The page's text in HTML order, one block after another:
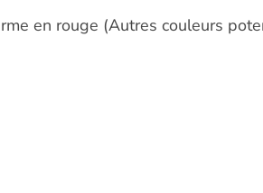
en rouge (Autres couleurs